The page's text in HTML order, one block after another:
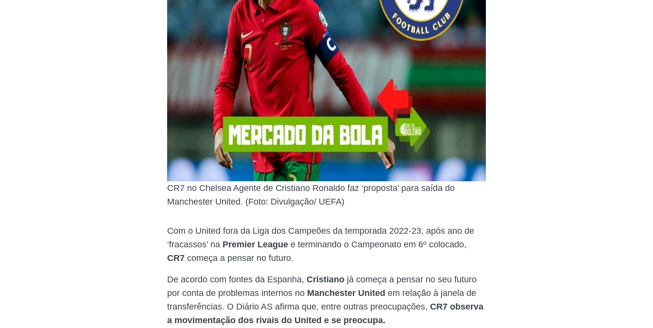
CR7 no Chelsea Agente de Cristiano Ronaldo faz ‘proposta’ para saída do
Manchester United. (Foto: Divulgação/ UEFA)
Com o United fora da Liga dos Campeões da temporada 2022-23, após ano de
‘fracassos’ na Premier League e terminando o Campeonato em 6º colocado,
CR7 começa a pensar no futuro.
De acordo com fontes da Espanha, Cristiano já começa a pensar no seu futuro
por conta de problemas internos no Manchester United em relação à janela de
transferências. O Diário AS afirma que, entre outras preocupações, CR7 observa
a movimentação dos rivais do United e se preocupa.